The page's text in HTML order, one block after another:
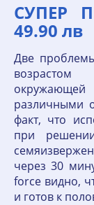
СУПЕР
49.90 лв
Две
окружающей
различными
факт, что
при
через 30
force видно,
и готов к